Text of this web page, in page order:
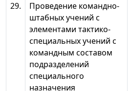
29.
Проведение командно-
штабных учений с
элементами тактико-
специальных учений с
командным составом
подразделений
специального
назначения